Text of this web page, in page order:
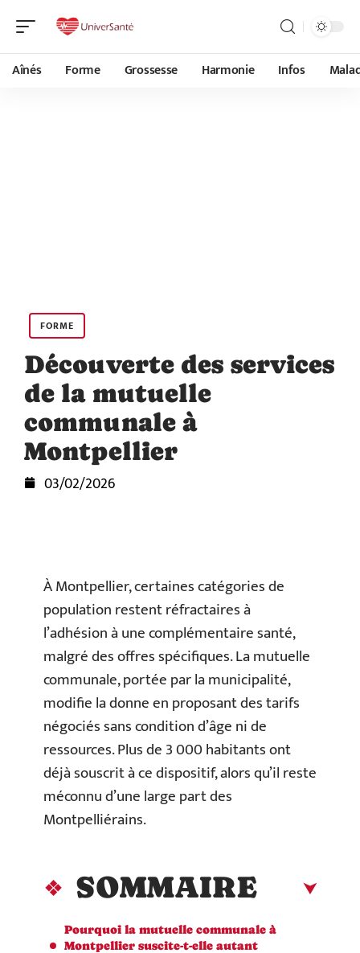
Aînés Forme Grossesse Harmonie Infos
FORME
Découverte des services
de la mutuelle
communale à
Montpellier
03/02/2026
À Montpellier, certaines catégories de
population restent réfractaires à
l’adhésion à une complémentaire santé,
malgré des offres spécifiques. La mutuelle
communale, portée par la municipalité,
modifie la donne en proposant des tarifs
négociés sans condition d’âge ni de
ressources. Plus de 3 000 habitants ont
déjà souscrit à ce dispositif, alors qu’il reste
méconnu d’une large part des
Montpelliérains.
SOMMAIRE
Pourquoi la mutuelle communale à
Montpellier suscite-t-elle autant